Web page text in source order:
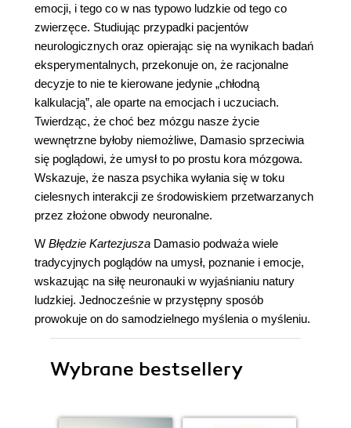
emocji, i tego co w nas typowo ludzkie od tego co
zwierzęce. Studiując przypadki pacjentów
neurologicznych oraz opierając się na wynikach badań
eksperymentalnych, przekonuje on, że racjonalne
decyzje to nie te kierowane jedynie „chłodną
kalkulacją”, ale oparte na emocjach i uczuciach.
Twierdząc, że choć bez mózgu nasze życie
wewnętrzne byłoby niemożliwe, Damasio sprzeciwia
się poglądowi, że umysł to po prostu kora mózgowa.
Wskazuje, że nasza psychika wyłania się w toku
cielesnych interakcji ze środowiskiem przetwarzanych
przez złożone obwody neuronalne.
W Błędzie Kartezjusza Damasio podważa wiele
tradycyjnych poglądów na umysł, poznanie i emocje,
wskazując na siłę neuronauki w wyjaśnianiu natury
ludzkiej. Jednocześnie w przystępny sposób
prowokuje on do samodzielnego myślenia o myśleniu.
Wybrane bestsellery